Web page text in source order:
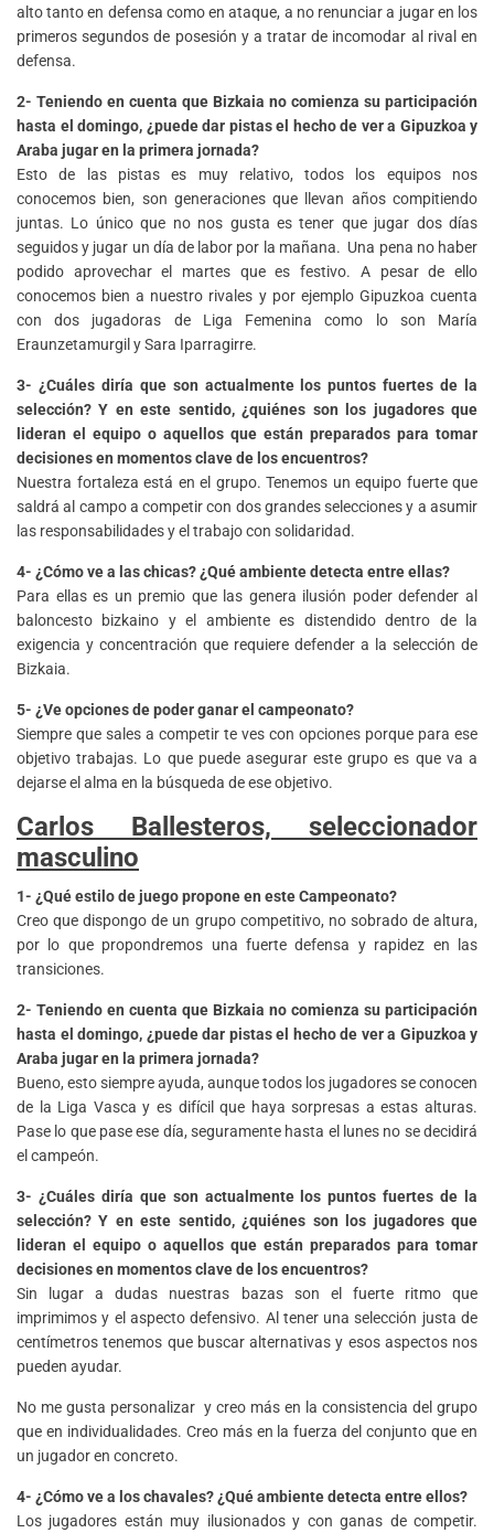
alto tanto en defensa como en ataque, a no renunciar a jugar en los
primeros segundos de posesión y a tratar de incomodar al rival en
defensa.
2- Teniendo en cuenta que Bizkaia no comienza su participación
hasta el domingo, ¿puede dar pistas el hecho de ver a Gipuzkoa y
Araba jugar en la primera jornada?
Esto de las pistas es muy relativo, todos los equipos nos
conocemos bien, son generaciones que llevan años compitiendo
juntas. Lo único que no nos gusta es tener que jugar dos días
seguidos y jugar un día de labor por la mañana. Una pena no haber
podido aprovechar el martes que es festivo. A pesar de ello
conocemos bien a nuestro rivales y por ejemplo Gipuzkoa cuenta
con dos jugadoras de Liga Femenina como lo son María
Eraunzetamurgil y Sara Iparragirre.
3- ¿Cuáles diría que son actualmente los puntos fuertes de la
selección? Y en este sentido, ¿quiénes son los jugadores que
lideran el equipo o aquellos que están preparados para tomar
decisiones en momentos clave de los encuentros?
Nuestra fortaleza está en el grupo. Tenemos un equipo fuerte que
saldrá al campo a competir con dos grandes selecciones y a asumir
las responsabilidades y el trabajo con solidaridad.
4- ¿Cómo ve a las chicas? ¿Qué ambiente detecta entre ellas?
Para ellas es un premio que las genera ilusión poder defender al
baloncesto bizkaino y el ambiente es distendido dentro de la
exigencia y concentración que requiere defender a la selección de
Bizkaia.
5- ¿Ve opciones de poder ganar el campeonato?
Siempre que sales a competir te ves con opciones porque para ese
objetivo trabajas. Lo que puede asegurar este grupo es que va a
dejarse el alma en la búsqueda de ese objetivo.
Carlos Ballesteros, seleccionador
masculino
1- ¿Qué estilo de juego propone en este Campeonato?
Creo que dispongo de un grupo competitivo, no sobrado de altura,
por lo que propondremos una fuerte defensa y rapidez en las
transiciones.
2- Teniendo en cuenta que Bizkaia no comienza su participación
hasta el domingo, ¿puede dar pistas el hecho de ver a Gipuzkoa y
Araba jugar en la primera jornada?
Bueno, esto siempre ayuda, aunque todos los jugadores se conocen
de la Liga Vasca y es difícil que haya sorpresas a estas alturas.
Pase lo que pase ese día, seguramente hasta el lunes no se decidirá
el campeón.
3- ¿Cuáles diría que son actualmente los puntos fuertes de la
selección? Y en este sentido, ¿quiénes son los jugadores que
lideran el equipo o aquellos que están preparados para tomar
decisiones en momentos clave de los encuentros?
Sin lugar a dudas nuestras bazas son el fuerte ritmo que
imprimimos y el aspecto defensivo. Al tener una selección justa de
centímetros tenemos que buscar alternativas y esos aspectos nos
pueden ayudar.
No me gusta personalizar y creo más en la consistencia del grupo
que en individualidades. Creo más en la fuerza del conjunto que en
un jugador en concreto.
4- ¿Cómo ve a los chavales? ¿Qué ambiente detecta entre ellos?
Los jugadores están muy ilusionados y con ganas de competir.